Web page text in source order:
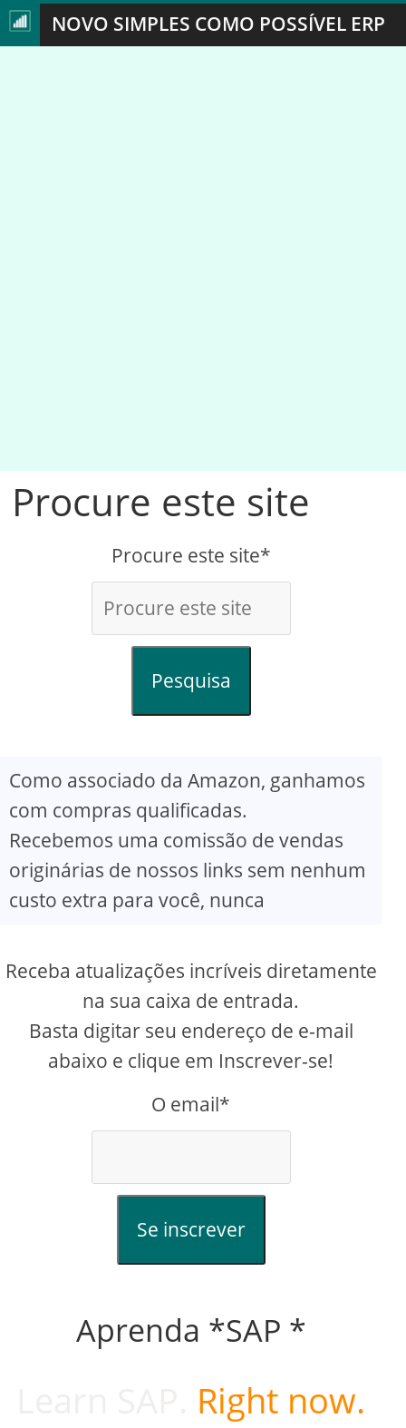
NOVO SIMPLES COMO POSSÍVEL ERP
Procure este site
Procure este site*
Pesquisa
Como associado da Amazon, ganhamos
com compras qualificadas.
Recebemos uma comissão de vendas
originárias de nossos links sem nenhum
custo extra para você, nunca
Receba atualizações incríveis diretamente
na sua caixa de entrada.
Basta digitar seu endereço de e-mail
abaixo e clique em Inscrever-se!
O email*
Se inscrever
Aprenda *SAP *
Right now.